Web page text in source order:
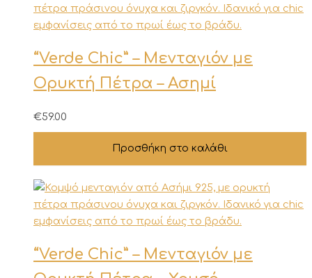
“Verde Chic” – Μενταγιόν με
Ορυκτή Πέτρα – Ασημί
€59.00
Προσθήκη στο καλάθι
“Verde Chic” – Μενταγιόν με